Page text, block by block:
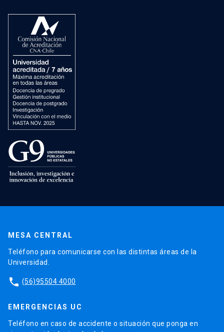
MESA CENTRAL
Teléfono para comunicarse con las distintas áreas de la
Universidad.
phone (56)95504 4000
EMERGENCIAS UC
Teléfono en caso de accidente o situación que ponga en